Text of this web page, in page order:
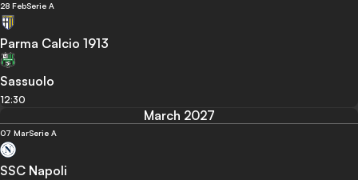
28 FebSerie A
Parma Calcio 1913
Sassuolo
12:30
March 2027
07 MarSerie A
SSC Napoli